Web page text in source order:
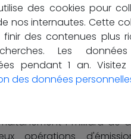
#PAG
et d'Analyses.
Bénin fait une entrée
financiers
1 milliard de
des cookies pour
nos internautes. Cette
des contenues plus
Les
pendant 1 an.
des données